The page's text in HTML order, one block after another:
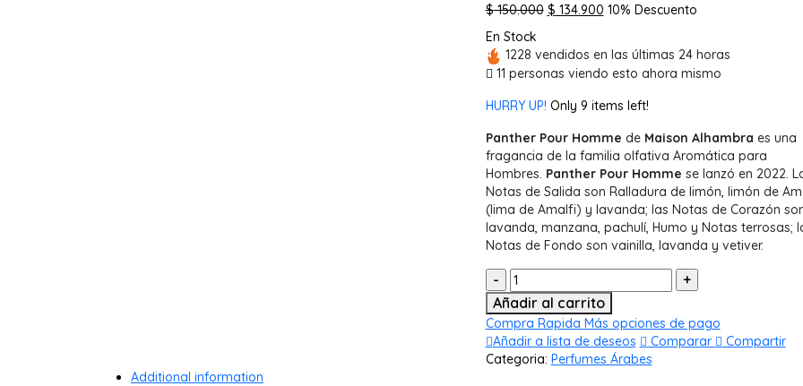
$150.000 El
era:
$ 150.000.
$ 134.900El
es:
$ 134.900.
10% Descuento
En Stock
1228 vendidos en las últimas 24 horas
11 personas viendo esto ahora mismo
HURRY UP! Only 9 items left!
Panther Pour Homme de Maison Alhambra es una
fragancia de la familia olfativa Aromática para
Hombres. Panther Pour Homme se lanzó en 2022.
Notas de Salida son Ralladura de limón, limón de
(lima de Amalfi) y lavanda; las Notas de Corazón
lavanda, manzana, pachulí, Humo y Notas terrosas;
Notas de Fondo son vainilla, lavanda y vetiver.
Cantidad:
Añadir al carrito
Compra Rapida Más opciones de pago
Añadir a lista de deseos
Comparar
Compartir
Categoria: Perfumes Árabes
Additional information